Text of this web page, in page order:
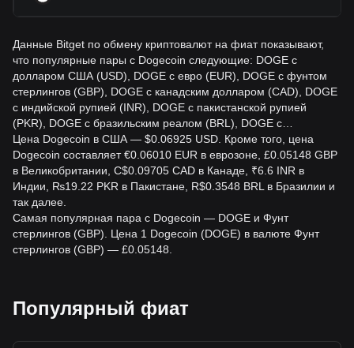
Данные Bitget по обмену криптовалют на фиат показывают,
что популярные пары с Dogecoin следующие: DOGE с
долларом США (USD), DOGE с евро (EUR), DOGE с фунтом
стерлингов (GBP), DOGE с канадским долларом (CAD), DOGE
с индийской рупией (INR), DOGE с пакистанской рупией
(PKR), DOGE с бразильским реалом (BRL), DOGE с…
Цена Dogecoin в США — $0.06925 USD. Кроме того, цена
Dogecoin составляет €0.06010 EUR в еврозоне, £0.05148 GBP
в Великобритании, C$0.09705 CAD в Канаде, ₹6.6 INR в
Индии, ₨19.22 PKR в Пакистане, R$0.3548 BRL в Бразилии и
так далее.
Самая популярная пара с Dogecoin — DOGE и Фунт
стерлингов (GBP). Цена 1 Dogecoin (DOGE) в валюте Фунт
стерлингов (GBP) — £0.05148.
Популярный фиат